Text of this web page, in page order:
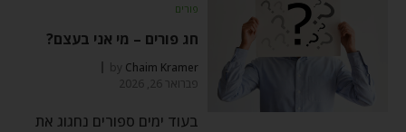
פורים
חג פורים – מי אני בעצם?
by Chaim Kramer
פברואר 26, 2026
בעוד ימים ספורים נחגוג את